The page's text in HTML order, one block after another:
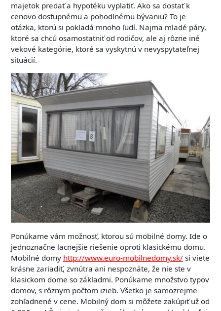
majetok predať a hypotéku vyplatiť. Ako sa dostať k
cenovo dostupnému a pohodlnému bývaniu? To je
otázka, ktorú si pokladá mnoho ľudí. Najmä mladé páry,
ktoré sa chcú osamostatniť od rodičov, ale aj rôzne iné
vekové kategórie, ktoré sa vyskytnú v nevyspytateľnej
situácií.
Ponúkame vám možnosť, ktorou sú mobilné domy. Ide o
jednoznačne lacnejšie riešenie oproti klasickému domu.
Mobilné domy http://www.euro-mobilnedomy.sk/ si viete
krásne zariadiť, zvnútra ani nespoznáte, že nie ste v
klasickom dome so základmi. Ponúkame množstvo typov
domov, s rôznym počtom izieb. Všetko je samozrejme
zohľadnené v cene. Mobilný dom si môžete zakúpiť už od